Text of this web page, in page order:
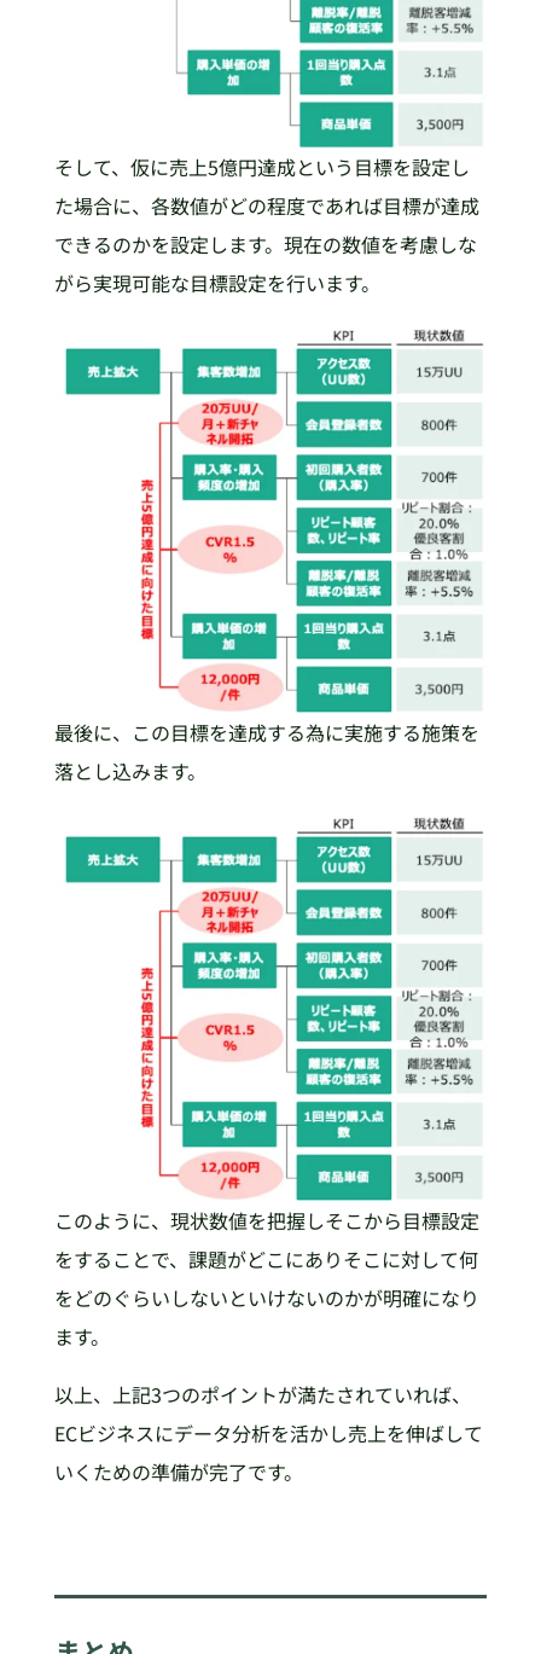
そして、仮に売上5億円達成という目標を設定し
た場合に、各数値がどの程度であれば目標が達成
できるのかを設定します。現在の数値を考慮しな
がら実現可能な目標設定を行います。
最後に、この目標を達成する為に実施する施策を
落とし込みます。
このように、現状数値を把握しそこから目標設定
をすることで、課題がどこにありそこに対して何
をどのぐらいしないといけないのかが明確になり
ます。
以上、上記3つのポイントが満たされていれば、
ECビジネスにデータ分析を活かし売上を伸ばして
いくための準備が完了です。